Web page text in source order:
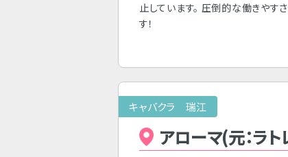
止しています。 圧倒的な働きやす
す！
キャバクラ 瑞江
アローマ(元：ラト